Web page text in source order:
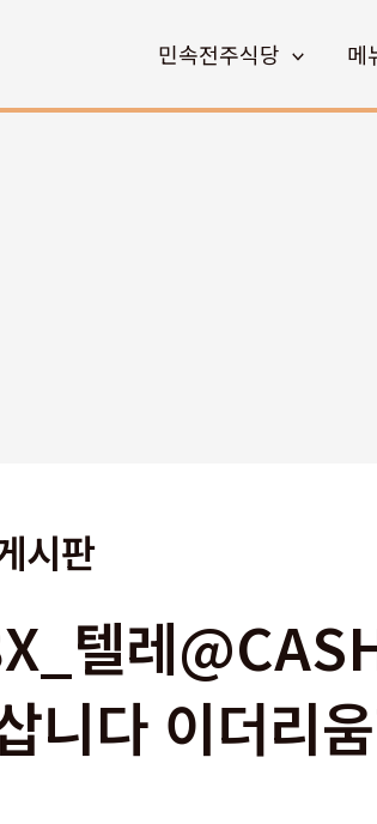
민속전주식당 메
시판
텔레
니다 이더리